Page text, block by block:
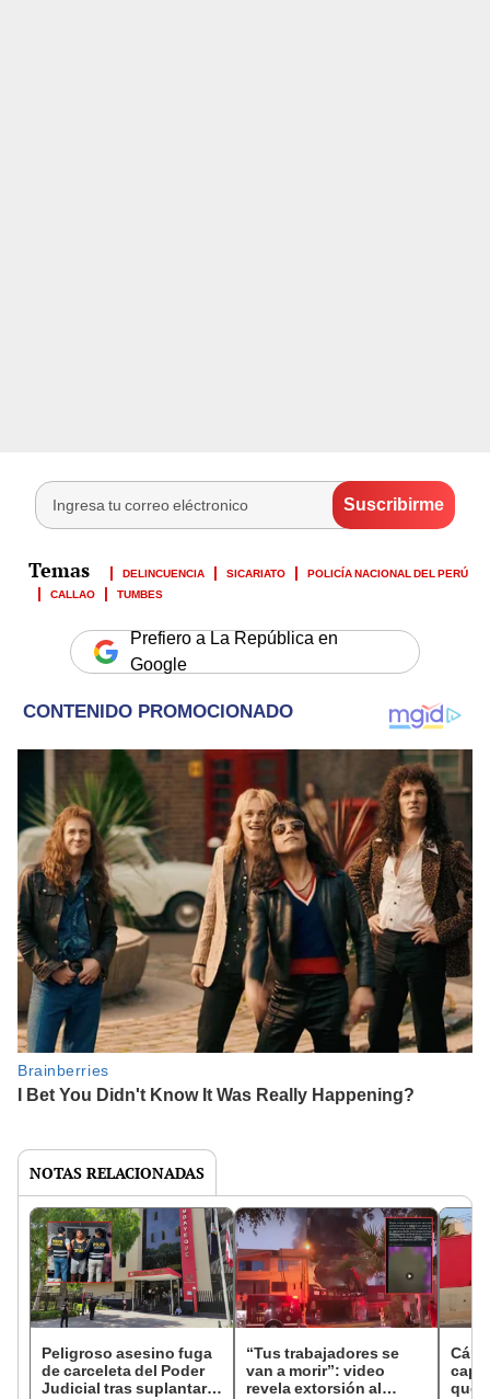
DELINCUENCIA SICARIATO
POLICÍA NACIONAL DEL PERÚ
CALLAO
TUMBES
Prefiero a La República en
Google
NOTAS RELACIONADAS
Peligroso asesino fuga
de carceleta del Poder
Judicial tras suplantar
“Tus trabajadores se
van a morir”: video
revela extorsión al
que